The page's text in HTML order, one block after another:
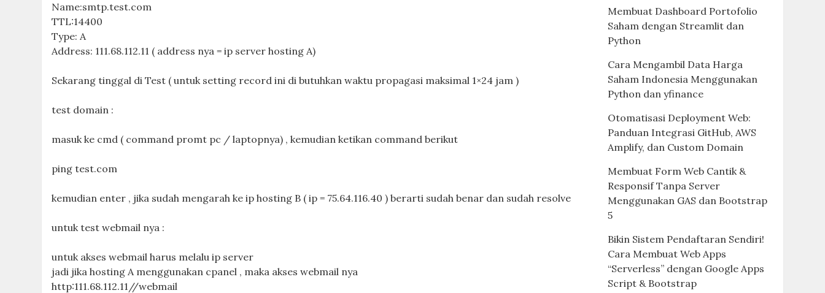
Name:smtp.test.com
TTL:14400
Type: A
Address: 111.68.112.11 ( address nya = ip server hosting A)
Sekarang tinggal di Test ( untuk setting record ini di butuhkan waktu propagasi maksimal 1×24 jam )
test domain :
masuk ke cmd ( command promt pc / laptopnya) , kemudian ketikan command berikut
ping test.com
kemudian enter , jika sudah mengarah ke ip hosting B ( ip = 75.64.116.40 ) berarti sudah benar dan sudah resolve
untuk test webmail nya :
untuk akses webmail harus melalu ip server
jadi jika hosting A menggunakan cpanel , maka akses webmail nya
http:111.68.112.11//webmail
Membuat Dashboard Portofolio
Saham dengan Streamlit dan
Python
Cara Mengambil Data Harga
Saham Indonesia Menggunakan
Python dan yfinance
Otomatisasi Deployment Web:
Panduan Integrasi GitHub, AWS
Amplify, dan Custom Domain
Membuat Form Web Cantik &
Responsif Tanpa Server
Menggunakan GAS dan Bootstrap
5
Bikin Sistem Pendaftaran Sendiri!
Cara Membuat Web Apps
“Serverless” dengan Google Apps
Script & Bootstrap